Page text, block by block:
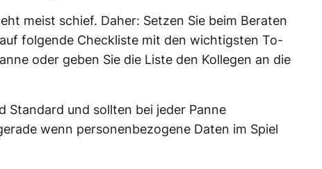
meist schief. Daher: Setzen Sie beim Beraten
folgende Checkliste mit den wichtigsten To-
oder geben Sie die Liste den Kollegen an die
Standard und sollten bei jeder Panne
wenn personenbezogene Daten im Spiel